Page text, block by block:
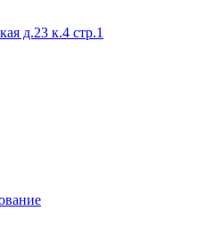
д.23 к.4 стр.1